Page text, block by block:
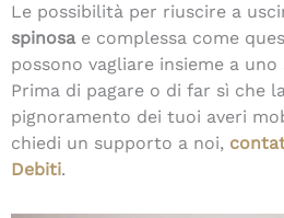
Le possibilità per riuscire a
spinosae complessa come
possono vagliare insieme a
Prima di pagare o di far sì che
pignoramento dei tuoi averi
chiedi un supporto a noi,
Debiti.